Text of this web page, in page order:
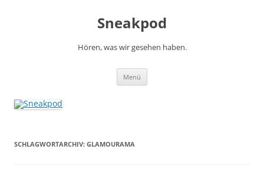
Sneakpod
Hören, was wir gesehen haben.
Menü
SCHLAGWORTARCHIV: GLAMOURAMA